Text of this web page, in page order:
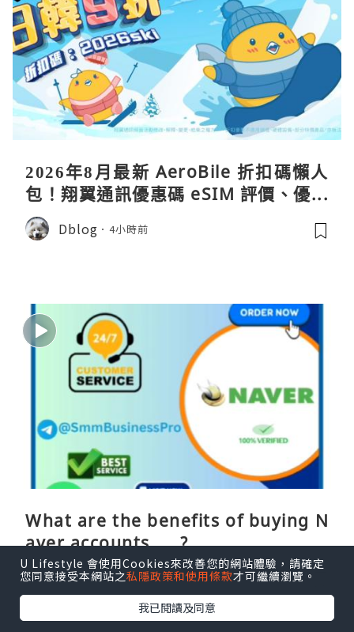
2026年8月最新 AeroBile 折扣碼懶人
包！翔翼通訊優惠碼 eSIM 評價、優缺
點、蝴蝶wifi機教學完整整理
Dblog 4小時前
What are the benefits of buying N
aver accounts.....?
SmmBusinessPro 4小時前
U Lifestyle 會使用Cookies來改善您的網站體驗，請確定
您同意接受本網站之私隱政策和使用條款才可繼續瀏覽。
我已閱讀及同意